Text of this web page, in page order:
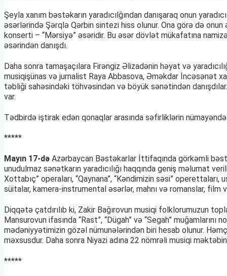
Şeyla xanım bəstəkarın yaradıcılğından danışaraq onun
əsərlərində Şərqlə Qərbin sintezi hiss olunur. Ona görə də
konserti – “Mərsiyə” əsəridir. Bu əsər dövlət mükafatına
əsərindən danışdı.
Daha sonra tamaşaçılara Firəngiz Əlizadənin həyat və
musiqişünas və jurnalist Raya Abbasova, Əməkdar İncəsənət
təbliği sahəsindəki töhvəsindən və böyük sənətindən
var.
Tədbirdə iştirak edən qonaqlar arasında səfirliklərin
*****
Mayın 17-də Azərbaycan Bəstəkarlar İttifaqında görkəmli
unudulmaz sənətkarın yaradıcılığı haqqında geniş məlumat
Xottabıç” operaları, “Qaynana”, “Kəndimizin səsi”
süitalar, kamera-instrumental əsərlər, mahnı və romanslar, film
Diqqətə çatdırılıb ki, Zakir Bağırovun musiqi folklorumuzun
Mansurovun ifasında “Rast”, “Dügah” və “Segah”
mədəniyyətimizin gözəl nümunələrindən biri hesab olunur.
məxsusdur. Daha sonra Niyazi adına 22 nömrəli musiqi
*****